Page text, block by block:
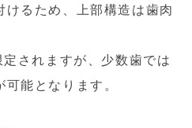
けるため、上部構造は歯肉
されますが、少数歯では
能となります。